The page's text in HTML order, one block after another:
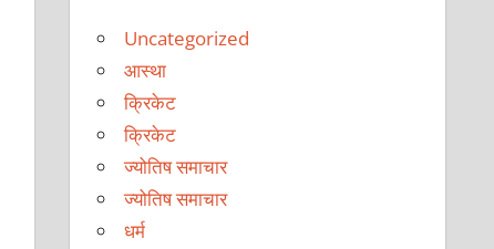
Uncategorized
आस्था
क्रिकेट
क्रिकेट
ज्योतिष समाचार
ज्योतिष समाचार
धर्म